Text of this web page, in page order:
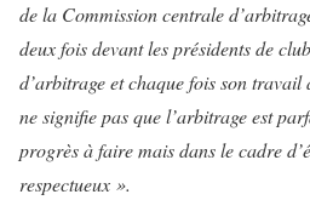
de la Commission centrale
deux fois devant les présidents de
d’arbitrage et chaque fois son travail
ne signifie pas que l’arbitrage est
progrès à faire mais dans le cadre
respectueux ».